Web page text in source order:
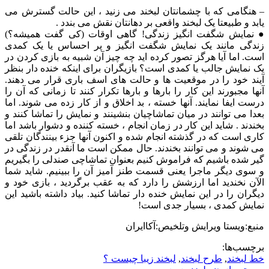
– هنگامی که با چشمانتان لبخند می زنید ، این حالت گسترش می
یابد و طبیعتا یک لبخند واقعی بر دهانتان نقش می بندد .
● نمایش شگفت انگیز زندگی! گاهی اوقات (کی گفت همیشه؟)
زندگی مانند یک نمایش شگفت انگیز و پر احساس یا یک کمدی
است. اما آیا هرگز تصور کرده اید چه چیز آن شبیه به بازی کردن در
یک نمایش جالب یا کمدی است؟ بازیگران برای اینکه خنده دار بنظر
آیند خود را در موقعیت ها و حالت های اسف باری قرار می دهند.
آنها مجبورند این کار را بارها و بارها تکرار کنند تا زمانی که آن را
درست ایفا نمایند. آنها خسته ، بد اخلاق و از کار زده می شوند. اما
بعدا می توانند در میان تماشاچیان بنشینند و نمایش را تماشا کنند و
بخندند . شاید این کار در زمان انجام ، خسته کننده و دشوار باشد اما
کاری است که در گذشته انجام شده و اکنون آنها جزء بینندگان تلقی
می شوند و می توانند بخندند. حال ممکن است ما آنقدر در زندگی در
گیر شده باشیم که فراموش کنیم بعنوان تماشاچی صندلی را بگیریم
و سوی دیگر ماجرا یعنی قسمت طنز آمیز آن را ببینیم. شاید شما
الآن نخندید اما ارزشش را دارد که به عقب برگردید ، بازی خود و
دیگران را در این نمایش خنده دار تماشا کنید. بیاد داشته باشید این
نمایش کمدی ، بسیار جدی است!
منبع:ویستا ویرایش وتلخیص:آکاایران
برچسب‌ها:
خط لبخند, طرح لبخند, لبخند زیبا چیست ؟